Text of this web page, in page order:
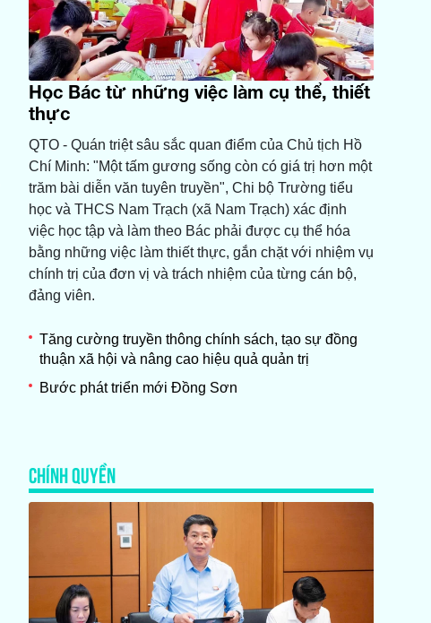
Học Bác từ những việc làm cụ thể, thiết
thực
QTO - Quán triệt sâu sắc quan điểm của Chủ tịch Hồ
Chí Minh: "Một tấm gương sống còn có giá trị hơn một
trăm bài diễn văn tuyên truyền", Chi bộ Trường tiểu
học và THCS Nam Trạch (xã Nam Trạch) xác định
việc học tập và làm theo Bác phải được cụ thể hóa
bằng những việc làm thiết thực, gắn chặt với nhiệm vụ
chính trị của đơn vị và trách nhiệm của từng cán bộ,
đảng viên.
Tăng cường truyền thông chính sách, tạo sự đồng
thuận xã hội và nâng cao hiệu quả quản trị
Bước phát triển mới Đồng Sơn
CHÍNH QUYỀN